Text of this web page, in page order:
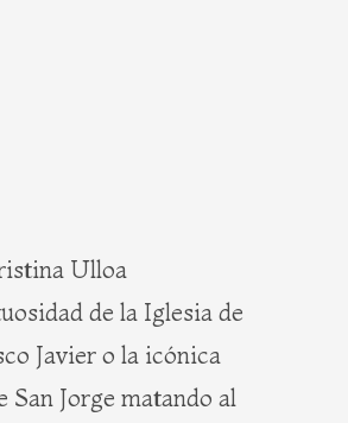
Ulloa
de la Iglesia de
Javier o la icónica
San Jorge matando al